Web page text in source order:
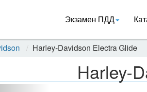
Экзамен ПДД
Harley-Davidson Electra Glide
Harley-